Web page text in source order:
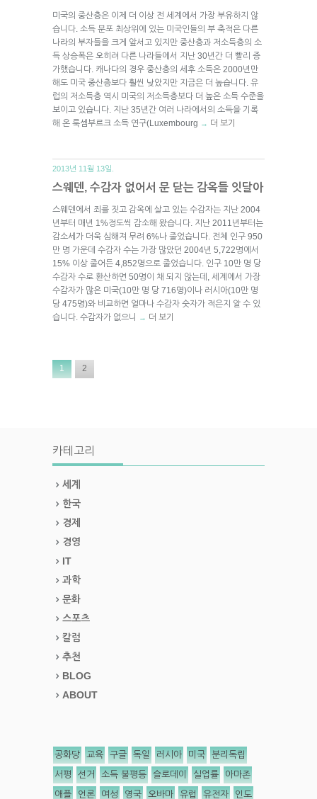
미국의 중산층은 이제 더 이상 전 세계에서 가장 부유하지 않
습니다. 소득 분포 최상위에 있는 미국인들의 부 축적은 다른
나라의 부자들을 크게 앞서고 있지만 중산층과 저소득층의 소
득 상승폭은 오히려 다른 나라들에서 지난 30년간 더 빨리 증
가했습니다. 캐나다의 경우 중산층의 세후 소득은 2000년만
해도 미국 중산층보다 훨씬 낮았지만 지금은 더 높습니다. 유
럽의 저소득층 역시 미국의 저소득층보다 더 높은 소득 수준을
보이고 있습니다. 지난 35년간 여러 나라에서의 소득을 기록
해 온 룩셈부르크 소득 연구(Luxembourg → 더 보기
2013년 11월 13일.
스웨덴, 수감자 없어서 문 닫는 감옥들 잇달아
스웨덴에서 죄를 짓고 감옥에 살고 있는 수감자는 지난 2004
년부터 매년 1%정도씩 감소해 왔습니다. 지난 2011년부터는
감소세가 더욱 심해져 무려 6%나 줄었습니다. 전체 인구 950
만 명 가운데 수감자 수는 가장 많았던 2004년 5,722명에서
15% 이상 줄어든 4,852명으로 줄었습니다. 인구 10만 명 당
수감자 수로 환산하면 50명이 채 되지 않는데, 세계에서 가장
수감자가 많은 미국(10만 명 당 716명)이나 러시아(10만 명
당 475명)와 비교하면 얼마나 수감자 숫자가 적은지 알 수 있
습니다. 수감자가 없으니
→ 더 보기
1 2
카테고리
세계
한국
경제
경영
IT
과학
문화
스포츠
칼럼
추천
BLOG
ABOUT
공화당 교육 구글 독일 러시아 미국 분리독립
서평 선거 소득 불평등 슬로데이 실업률 아마존
애플 언론 여성 영국 오바마 유럽 유전자 인도